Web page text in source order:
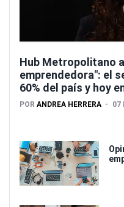
Hub Metropolitano
emprendedora": el
60% del país y hoy
POR ANDREA HERRERA 07